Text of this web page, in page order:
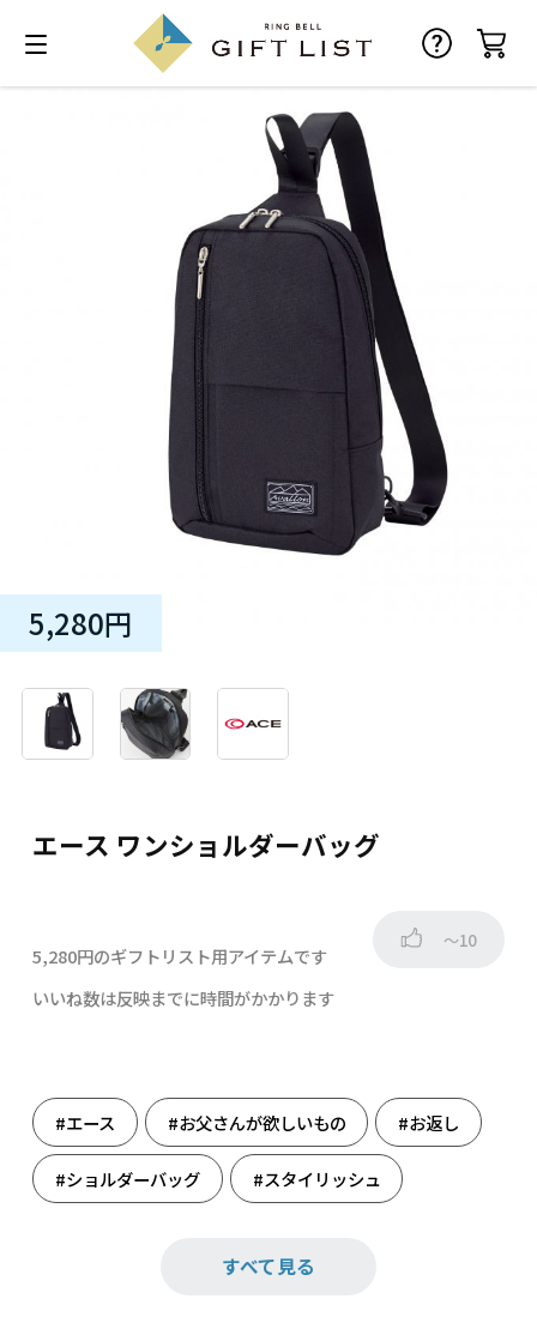
エース ワンショルダーバッグ
5,280円
5,280円のギフトリスト用アイテムです
～10
いいね数は反映までに時間がかかります
#エース #お父さんが欲しいもの #お返し
#ショルダーバッグ #スタイリッシュ
すべて見る